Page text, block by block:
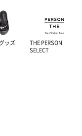
ッズ
THE PERSON
SELECT